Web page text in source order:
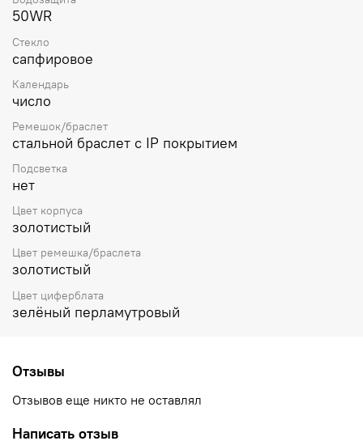
50WR
Стекло
сапфировое
Календарь
число
Ремешок/браслет
стальной браслет с IP покрытием
Подсветка
нет
Цвет корпуса
золотистый
Цвет ремешка/браслета
золотистый
Цвет циферблата
зелёный перламутровый
Отзывы
Отзывов еще никто не оставлял
Написать отзыв